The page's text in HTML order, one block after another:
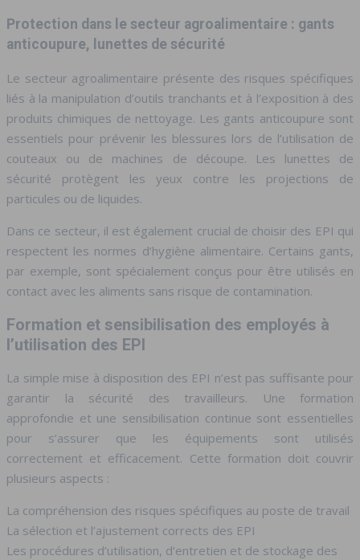
Protection dans le secteur agroalimentaire : gants
anticoupure, lunettes de sécurité
Le secteur agroalimentaire présente des risques spécifiques
liés à la manipulation d’outils tranchants et à l’exposition à des
produits chimiques de nettoyage. Les gants anticoupure sont
essentiels pour prévenir les blessures lors de l’utilisation de
couteaux ou de machines de découpe. Les lunettes de
sécurité protègent les yeux contre les projections de
particules ou de liquides.
Dans ce secteur, il est également crucial de choisir des EPI qui
respectent les normes d’hygiène alimentaire. Certains gants,
par exemple, sont spécialement conçus pour être utilisés en
contact avec les aliments sans risque de contamination.
Formation et sensibilisation des employés à
l’utilisation des EPI
La simple mise à disposition des EPI n’est pas suffisante pour
garantir la sécurité des travailleurs. Une formation
approfondie et une sensibilisation continue sont essentielles
pour s’assurer que les équipements sont utilisés
correctement et efficacement. Cette formation doit couvrir
plusieurs aspects :
La compréhension des risques spécifiques au poste de travail
La sélection et l’ajustement corrects des EPI
Les procédures d’utilisation, d’entretien et de stockage des